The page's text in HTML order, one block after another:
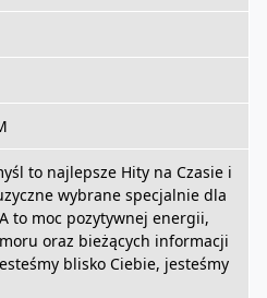
to najlepsze Hity na Czasie i
wybrane specjalnie dla
to moc pozytywnej energii,
oraz bieżących informacji
blisko Ciebie, jesteśmy